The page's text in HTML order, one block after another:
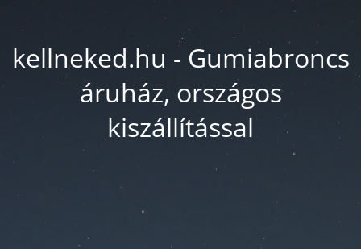
kellneked.hu - Gumiabroncs
áruház, országos
kiszállítással